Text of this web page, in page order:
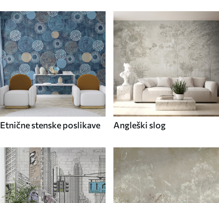
Etnične stenske poslikave Angleški slog